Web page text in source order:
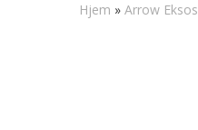
Hjem » Arrow Eksos